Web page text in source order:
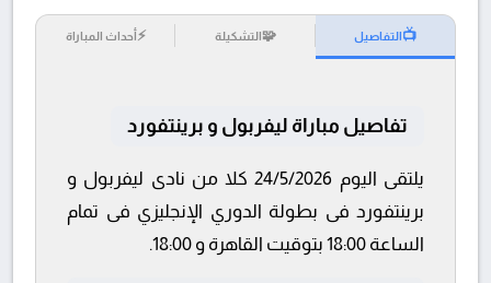
📺التفاصيل 🧩التشكيلة ⚡أحداث المباراة
تفاصيل مباراة ليفربول و برينتفورد
يلتقى اليوم 24/5/2026 كلا من نادى ليفربول و
برينتفورد فى بطولة الدوري الإنجليزي فى تمام
الساعة 18:00 بتوقيت القاهرة و 18:00.